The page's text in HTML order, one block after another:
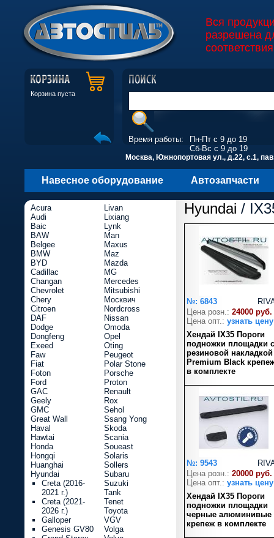
Вся
разрешена
Корзина пуста
Время работы:
Пн-Пт с 9 до 19
Сб-Вс с 9 до 19
Москва, Южнопортовая ул., д.22, с.1,
Навесное оборудование Автозапчасти
Hyundai /
№: 6843
Цена розн.: 24000 руб.
Цена опт.: узнать цену
Хендай IX35 Пороги
подножки площадки с
резиновой накладкой
Premium Black
в комплекте
№: 9543
Цена розн.: 20000 руб.
Цена опт.: узнать цену
Хендай IX35 Пороги
подножки площадки
черные алюминивые
крепеж в комплекте
Acura
Audi
Baic
BAW
Belgee
BMW
BYD
Cadillac
Changan
Chevrolet
Chery
Citroen
DAF
Dodge
Dongfeng
Exeed
Faw
Fiat
Foton
Ford
GAC
Geely
GMC
Great Wall
Haval
Hawtai
Honda
Hongqi
Huanghai
Hyundai
Creta (2016-
2021 г.)
Creta (2021-
2026 г.)
Galloper
Genesis GV80
Livan
Lixiang
Lynk
Man
Maxus
Maz
Mazda
MG
Mercedes
Mitsubishi
Москвич
Nordcross
Nissan
Omoda
Opel
Oting
Peugeot
Polar Stone
Porsche
Proton
Renault
Rox
Sehol
Ssang Yong
Skoda
Scania
Soueast
Solaris
Sollers
Subaru
Suzuki
Tank
Tenet
Toyota
VGV
Volga